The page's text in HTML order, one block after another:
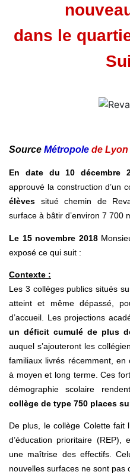
dans le
Source Métropole de Lyon
En date du 10 décembre
approuvé la construction d’un
élèves situé chemin de
surface à bâtir d’environ 7 700
Le 15 novembre 2018
exposé ce qui suit :
Contexte :
Les 3 collèges publics situés
atteint et même dépassé,
d’accueil. Les projections
un déficit cumulé de plus
auquel s’ajouteront les
familiaux livrés récemment,
à moyen et long terme. Ces
démographie scolaire
collège de type 750 places
De plus, le collège Colette fait
d’éducation prioritaire (REP),
une maîtrise des effectifs.
nouvelles surfaces ne sont pas